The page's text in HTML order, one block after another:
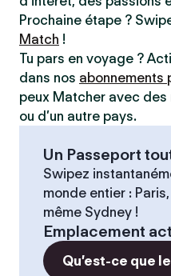
Prochaine étape ?
Match !
Tu pars en voyage ?
dans nos abonnements
peux Matcher avec des
ou d’un autre pays.
Un Passeport
Swipez
monde entier :
même Sydney !
Emplacement
Qu’est-ce que